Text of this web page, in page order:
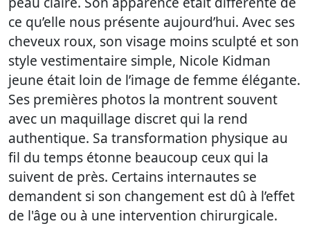
ce qu’elle nous présente aujourd’hui. Avec ses
cheveux roux, son visage moins sculpté et son
style vestimentaire simple, Nicole Kidman
jeune était loin de l’image de femme élégante.
Ses premières photos la montrent souvent
avec un maquillage discret qui la rend
authentique. Sa transformation physique au
fil du temps étonne beaucoup ceux qui la
suivent de près. Certains internautes se
demandent si son changement est dû à l’effet
de l'âge ou à une intervention chirurgicale.